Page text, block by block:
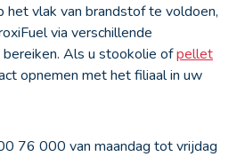
het vlak van brandstof te voldoen,
via verschillende
Als u stookolie ofpellet
opnemen met het filiaal in uw
76 000 van maandag tot vrijdag